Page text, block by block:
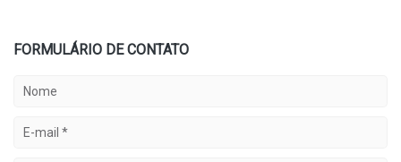
FORMULÁRIO DE CONTATO